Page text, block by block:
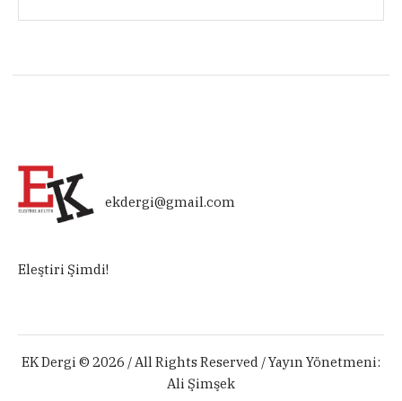
ekdergi@gmail.com
Eleştiri Şimdi!
EK Dergi © 2026 / All Rights Reserved / Yayın Yönetmeni:
Ali Şimşek